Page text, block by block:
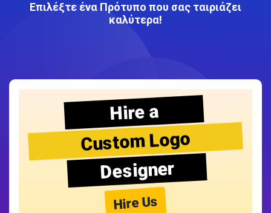
Επιλέξτε ένα Πρότυπο που σας ταιριάζει
καλύτερα!
Hire a
Custom Logo
Designer
Hire Us